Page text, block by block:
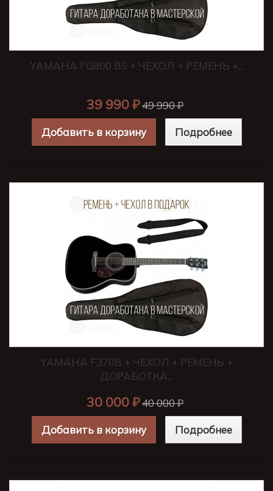
YAMAHA FG800 BS + ЧЕХОЛ + РЕМЕНЬ +...
39 990 ₽49 990 ₽
Добавить в корзину Подробнее
YAMAHA F370B + ЧЕХОЛ + РЕМЕНЬ +
ДОРАБОТКА...
30 000 ₽40 000 ₽
Добавить в корзину Подробнее